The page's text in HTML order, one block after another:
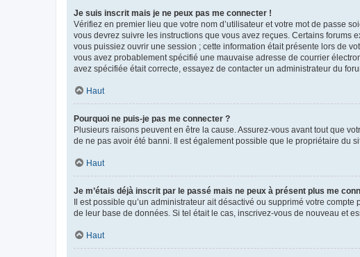
Je suis inscrit mais je ne peux pas me connecter !
Vérifiez en premier lieu que votre nom d’utilisateur et votre mot de passe
vous devrez suivre les instructions que vous avez reçues. Certains
vous puissiez ouvrir une session ; cette information était présente lors de
vous avez probablement spécifié une mauvaise adresse de courrier
avez spécifiée était correcte, essayez de contacter un administrateur du
Haut
Pourquoi ne puis-je pas me connecter ?
Plusieurs raisons peuvent en être la cause. Assurez-vous avant tout que
de ne pas avoir été banni. Il est également possible que le propriétaire du
Haut
Je m’étais déjà inscrit par le passé mais ne peux à présent plus me
Il est possible qu’un administrateur ait désactivé ou supprimé votre
de leur base de données. Si tel était le cas, inscrivez-vous de nouveau et
Haut